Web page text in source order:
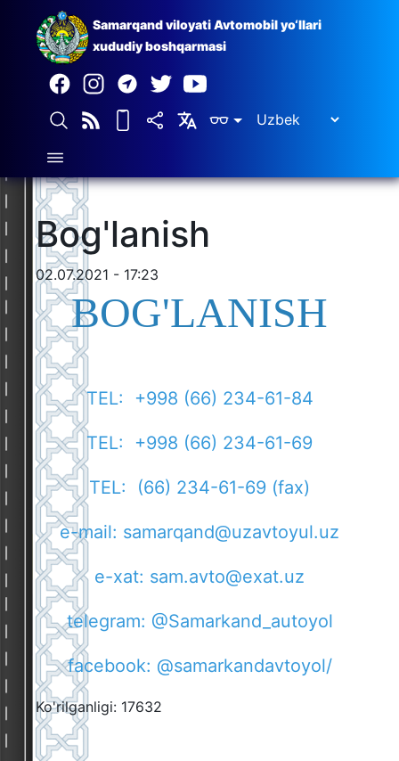
Samarqand viloyati Avtomobil yo‘llari
xududiy boshqarmasi
Bog'lanish
02.07.2021 - 17:23
BOG'LANISH
TEL: +998 (66) 234-61-84
TEL: +998 (66) 234-61-69
TEL: (66) 234-61-69 (fax)
e-mail: samarqand@uzavtoyul.uz
e-xat: sam.avto@exat.uz
telegram: @Samarkand_autoyol
facebook: @samarkandavtoyol/
Ko'rilganligi: 17632